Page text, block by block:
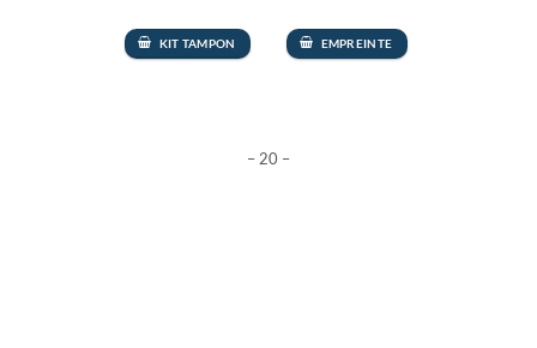
KIT TAMPON EMPREINTE
– 20 –